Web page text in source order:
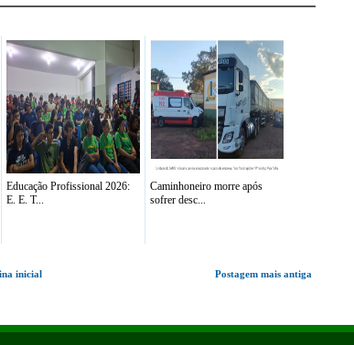
Educação Profissional 2026:
E. E. T...
Caminhoneiro morre após
sofrer desc...
Postagem mais antiga
inicial